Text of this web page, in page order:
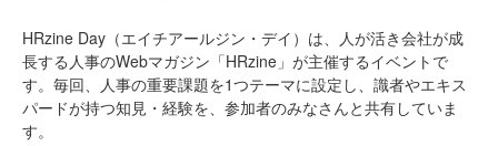
HRzine Day（エイチアールジン・デイ）は、人が活き会社が成
長する人事のWebマガジン「HRzine」が主催するイベントで
す。毎回、人事の重要課題を1つテーマに設定し、識者やエキス
パードが持つ知見・経験を、参加者のみなさんと共有していま
す。